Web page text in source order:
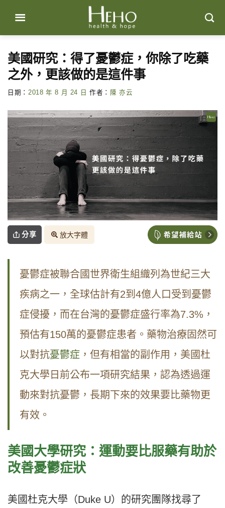
content
美國研究：得了憂鬱症，你除了吃藥
之外，更該做的是這件事
日期： 2018 年 8 月 24 日 作者： 陳 亦云
分享 放大字體
憂鬱症被聯合國世界衛生組織列為世紀三大
疾病之一，全球估計有2到4億人口受到憂鬱
症侵擾，而在台灣的憂鬱症盛行率為7.3%，
預估有150萬的憂鬱症患者。藥物治療固然可
以對抗憂鬱症 ，但有相當的副作用，美國杜
克大學日前公布一項研究結果，認為透過運
動來對抗憂鬱，長期下來的效果要比藥物更
有效。
美國大學研究：運動要比服藥有助於
改善憂鬱症狀
美國杜克大學（Duke U）的研究團隊找尋了